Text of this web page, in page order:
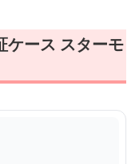
ケース スターモ